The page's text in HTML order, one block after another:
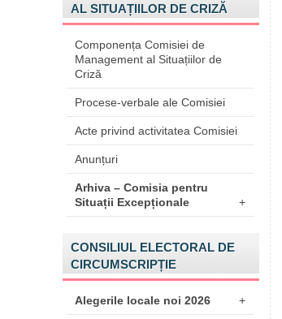
AL SITUAȚIILOR DE CRIZĂ
Componența Comisiei de
Management al Situațiilor de
Criză
Procese-verbale ale Comisiei
Acte privind activitatea Comisiei
Anunțuri
Arhiva – Comisia pentru
Situații Excepționale
+
CONSILIUL ELECTORAL DE
CIRCUMSCRIPȚIE
Alegerile locale noi 2026 +